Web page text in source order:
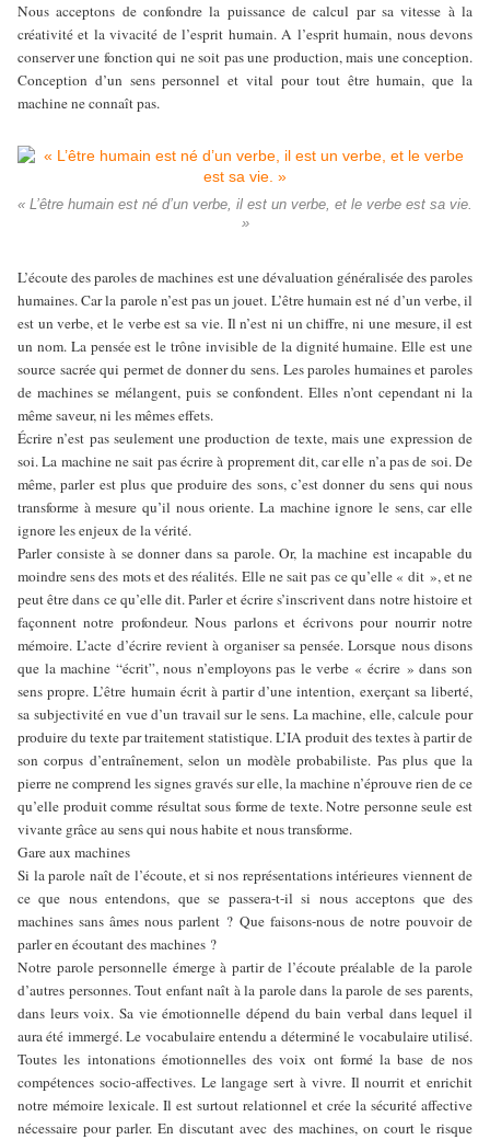
Nous acceptons de confondre la puissance de calcul par sa vitesse à la
créativité et la vivacité de l’esprit humain. A l’esprit humain, nous devons
conserver une fonction qui ne soit pas une production, mais une conception.
Conception d’un sens personnel et vital pour tout être humain, que la
machine ne connaît pas.
« L’être humain est né d’un verbe, il est un verbe, et le verbe est sa vie.
»
L’écoute des paroles de machines est une dévaluation généralisée des paroles
humaines. Car la parole n’est pas un jouet. L’être humain est né d’un verbe, il
est un verbe, et le verbe est sa vie. Il n’est ni un chiffre, ni une mesure, il est
un nom. La pensée est le trône invisible de la dignité humaine. Elle est une
source sacrée qui permet de donner du sens. Les paroles humaines et paroles
de machines se mélangent, puis se confondent. Elles n’ont cependant ni la
même saveur, ni les mêmes effets.
Écrire n’est pas seulement une production de texte, mais une expression de
soi. La machine ne sait pas écrire à proprement dit, car elle n’a pas de soi. De
même, parler est plus que produire des sons, c’est donner du sens qui nous
transforme à mesure qu’il nous oriente. La machine ignore le sens, car elle
ignore les enjeux de la vérité.
Parler consiste à se donner dans sa parole. Or, la machine est incapable du
moindre sens des mots et des réalités. Elle ne sait pas ce qu’elle « dit », et ne
peut être dans ce qu’elle dit. Parler et écrire s’inscrivent dans notre histoire et
façonnent notre profondeur. Nous parlons et écrivons pour nourrir notre
mémoire. L’acte d’écrire revient à organiser sa pensée. Lorsque nous disons
que la machine “écrit”, nous n’employons pas le verbe « écrire » dans son
sens propre. L’être humain écrit à partir d’une intention, exerçant sa liberté,
sa subjectivité en vue d’un travail sur le sens. La machine, elle, calcule pour
produire du texte par traitement statistique. L’IA produit des textes à partir de
son corpus d’entraînement, selon un modèle probabiliste. Pas plus que la
pierre ne comprend les signes gravés sur elle, la machine n’éprouve rien de ce
qu’elle produit comme résultat sous forme de texte. Notre personne seule est
vivante grâce au sens qui nous habite et nous transforme.
Gare aux machines
Si la parole naît de l’écoute, et si nos représentations intérieures viennent de
ce que nous entendons, que se passera-t-il si nous acceptons que des
machines sans âmes nous parlent ? Que faisons-nous de notre pouvoir de
parler en écoutant des machines ?
Notre parole personnelle émerge à partir de l’écoute préalable de la parole
d’autres personnes. Tout enfant naît à la parole dans la parole de ses parents,
dans leurs voix. Sa vie émotionnelle dépend du bain verbal dans lequel il
aura été immergé. Le vocabulaire entendu a déterminé le vocabulaire utilisé.
Toutes les intonations émotionnelles des voix ont formé la base de nos
compétences socio-affectives. Le langage sert à vivre. Il nourrit et enrichit
notre mémoire lexicale. Il est surtout relationnel et crée la sécurité affective
nécessaire pour parler. En discutant avec des machines, on court le risque